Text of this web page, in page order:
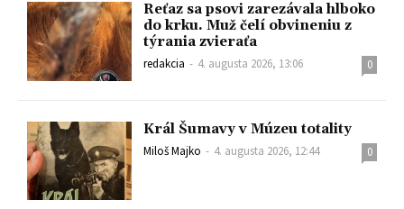
Reťaz sa psovi zarezávala hlboko
do krku. Muž čelí obvineniu z
týrania zvieraťa
redakcia - 4. augusta 2026, 13:06 0
Král Šumavy v Múzeu totality
Miloš Majko - 4. augusta 2026, 12:44 0